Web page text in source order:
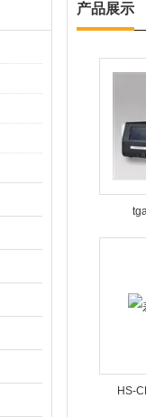
产品展示
HS-